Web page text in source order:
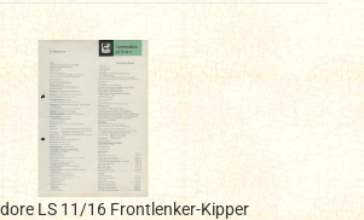
LS 11/16 Frontlenker-Kipper